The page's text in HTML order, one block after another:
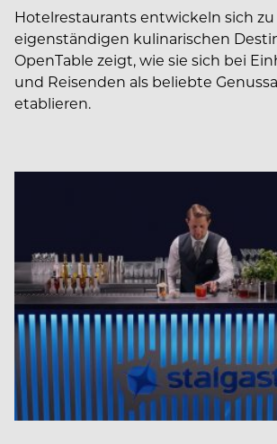
Hotelrestaurants entwickeln sich zu
eigenständigen kulinarischen
OpenTable zeigt, wie sie sich bei
und Reisenden als beliebte
etablieren.